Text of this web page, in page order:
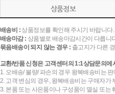
상품정보
배송비 :상품정보를 확인해 주시기 바랍니
배송마감 : 상품별로 배송마감시간이 다릅니
묶음배송이 되지 않는 경우 : 출고지가 다른
교환/반품 신청은 고객센터의 1:1상담문의에
1. 오배송/ 불량/ 파손의 경우 왕복배송비는
2. 고객 변심의 경우, 왕복배송비는 구매자가
3. 본품 또는 사은품이나 구성품이 멸실 또는